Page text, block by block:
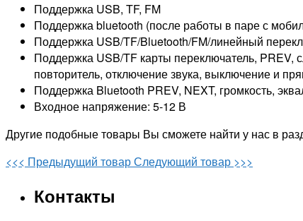
Поддержка USB, TF, FM
Поддержка bluetooth (после работы в паре с
Поддержка USB/TF/Bluetooth/FM/линейный
Поддержка USB/TF карты переключатель, PREV,
повторитель, отключение звука, выключение и
Поддержка Bluetooth PREV, NEXT, громкость,
Входное напряжение: 5-12 В
Другие подобные товары Вы сможете найти у нас в
<<< Предыдущий товарСледующий товар >>>
Контакты